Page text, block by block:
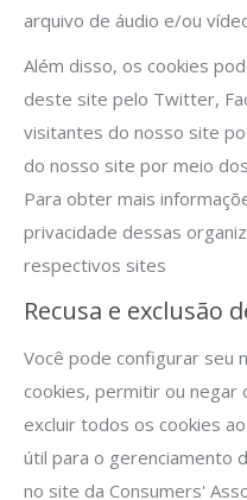
arquivo de áudio e/ou
Além disso, os cookies
deste site pelo Twitter,
visitantes do nosso site
do nosso site por meio
Para obter mais
privacidade dessas
respectivos sites
Recusa e exclusão
Você pode configurar seu
cookies, permitir ou negar
excluir todos os cookies
útil para o gerenciamento
no site da Consumers'